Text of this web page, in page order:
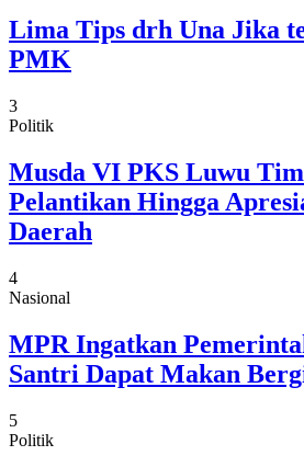
Lima Tips drh Una Jika
PMK
3
Politik
Musda VI PKS Luwu
Pelantikan Hingga
Daerah
4
Nasional
MPR Ingatkan
Santri Dapat Makan
5
Politik